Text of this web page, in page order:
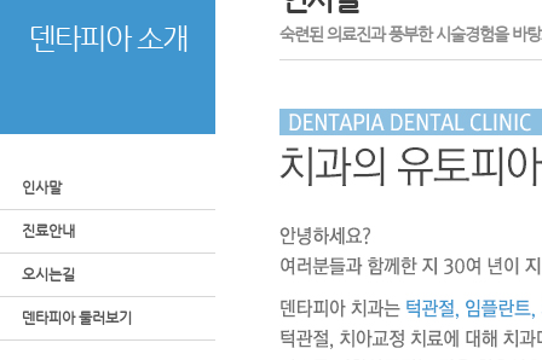
덴타피아 소개
인사말
진료안내
오시는길
덴타피아 둘러보기
숙련된 의료진과 풍부한 시술경험을 바